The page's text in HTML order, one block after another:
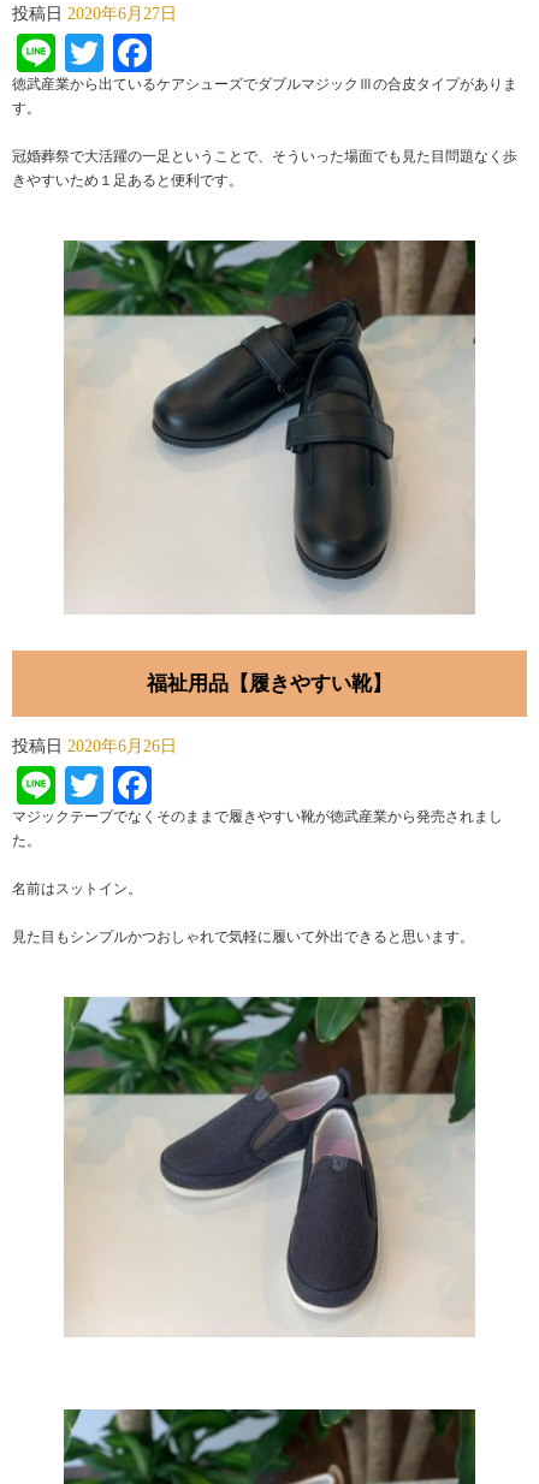
投稿日 2020年6月27日
LineTwitter
徳武産業から出ているケアシューズでダブルマジックⅢの合皮タイプがありま
す。
冠婚葬祭で大活躍の一足ということで、そういった場面でも見た目問題なく歩
きやすいため１足あると便利です。
福祉用品【履きやすい靴】
投稿日 2020年6月26日
LineTwitter
マジックテープでなくそのままで履きやすい靴が徳武産業から発売されまし
た。
名前はスットイン。
見た目もシンプルかつおしゃれで気軽に履いて外出できると思います。